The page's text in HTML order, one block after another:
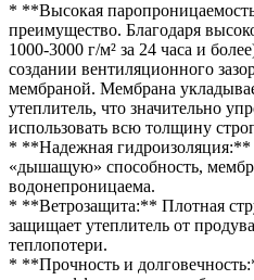
* **Высокая
преимущество. Благодаря
1000-3000 г/м² за 24 часа и
создании вентиляционного
мембраной. Мембрана
утеплитель, что значительно
использовать всю толщину
* **Надежная
«дышащую» способность,
водонепроницаема.
* **Ветрозащита:** Плотная
защищает утеплитель от
теплопотери.
* **Прочность и